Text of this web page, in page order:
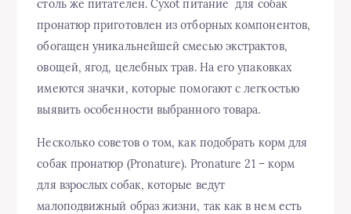
столь же питателен. Сухоt питание для собак
пронатюр приготовлен из отборных компонентов,
обогащен уникальнейшей смесью экстрактов,
овощей, ягод, целебных трав. На его упаковках
имеются значки, которые помогают с легкостью
выявить особенности выбранного товара.
Несколько советов о том, как подобрать корм для
собак пронатюр (Pronature). Pronature 21 – корм
для взрослых собак, которые ведут
малоподвижный образ жизни, так как в нем есть